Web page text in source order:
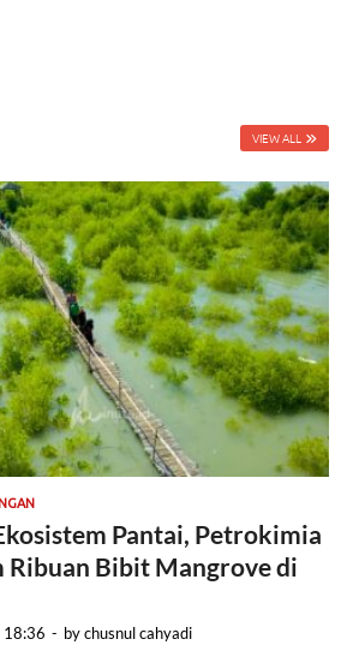
VIEW ALL
Pantai, Petrokimia
Ribuan Bibit Mangrove di
18:36 - bychusnul cahyadi